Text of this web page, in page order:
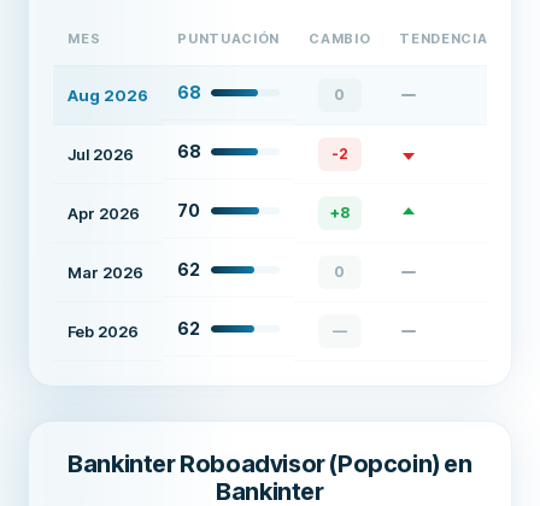
MES PUNTUACIÓN CAMBIO TENDENCIA
Aug 2026 68 0
Jul 2026 68 -2
Apr 2026 70 +8
Mar 2026 62 0
Feb 2026 62 —
Bankinter Roboadvisor (Popcoin) en
Bankinter